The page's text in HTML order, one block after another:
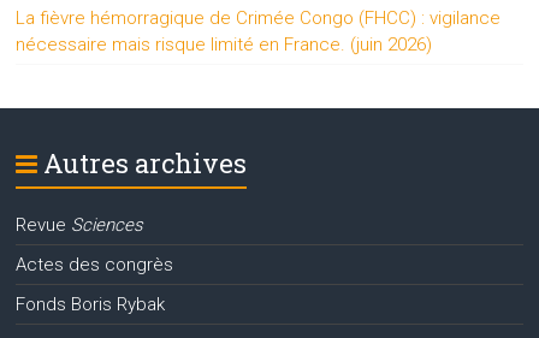
La fièvre hémorragique de Crimée Congo (FHCC) : vigilance
nécessaire mais risque limité en France. (juin 2026)
Autres archives
Revue Sciences
Actes des congrès
Fonds Boris Rybak